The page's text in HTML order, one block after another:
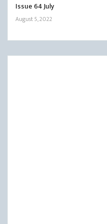
Issue 64 July
August 5, 2022